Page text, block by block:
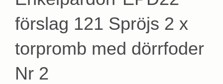
förslag 121 Spröjs 2 x
torpromb med dörrfoder
Nr 2